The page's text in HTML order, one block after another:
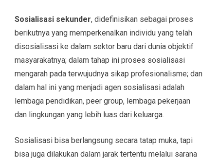
Sosialisasi sekunder, didefinisikan sebagai proses
berikutnya yang memperkenalkan individu yang telah
disosialisasi ke dalam sektor baru dari dunia objektif
masyarakatnya; dalam tahap ini proses sosialisasi
mengarah pada terwujudnya sikap profesionalisme; dan
dalam hal ini yang menjadi agen sosialisasi adalah
lembaga pendidikan, peer group, lembaga pekerjaan
dan lingkungan yang lebih luas dari keluarga.
Sosialisasi bisa berlangsung secara tatap muka, tapi
bisa juga dilakukan dalam jarak tertentu melalui sarana